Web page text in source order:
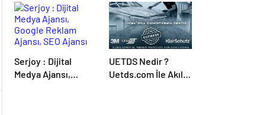
Serjoy : Dijital
Medya Ajansı,
UETDS Nedir ?
Uetds.com İle Akıllı